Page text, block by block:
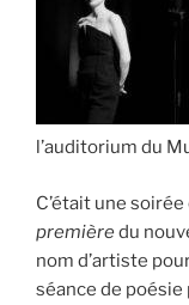
l’auditorium du
C’était une
premièredu
nom d’artiste
séance de